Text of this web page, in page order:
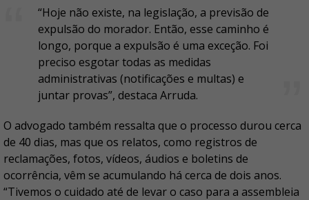
“Hoje não existe, na legislação, a previsão de
expulsão do morador. Então, esse caminho é
longo, porque a expulsão é uma exceção. Foi
preciso esgotar todas as medidas
administrativas (notificações e multas) e
juntar provas”, destaca Arruda.
O advogado também ressalta que o processo durou cerca
de 40 dias, mas que os relatos, como registros de
reclamações, fotos, vídeos, áudios e boletins de
ocorrência, vêm se acumulando há cerca de dois anos.
“Tivemos o cuidado até de levar o caso para a assembleia